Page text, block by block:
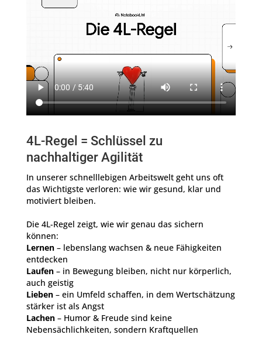
4L-Regel = Schlüssel zu
nachhaltiger Agilität
In unserer schnelllebigen Arbeitswelt geht uns oft
das Wichtigste verloren: wie wir gesund, klar und
motiviert bleiben.
Die 4L-Regel zeigt, wie wir genau das sichern
können:
Lernen– lebenslang wachsen & neue Fähigkeiten
entdecken
Laufen– in Bewegung bleiben, nicht nur körperlich,
auch geistig
Lieben– ein Umfeld schaffen, in dem Wertschätzung
stärker ist als Angst
Lachen– Humor & Freude sind keine
Nebensächlichkeiten, sondern Kraftquellen